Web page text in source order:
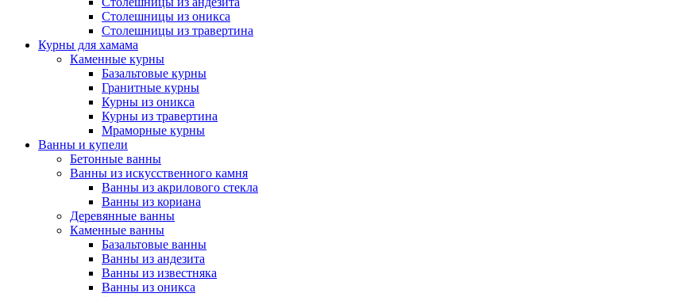
Столешницы из оникса
Столешницы из травертина
Курны для хамама
Каменные курны
Базальтовые курны
Гранитные курны
Курны из оникса
Курны из травертина
Мраморные курны
Ванны и купели
Бетонные ванны
Ванны из искусственного камня
Ванны из акрилового стекла
Ванны из кориана
Деревянные ванны
Каменные ванны
Базальтовые ванны
Ванны из андезита
Ванны из известняка
Ванны из оникса